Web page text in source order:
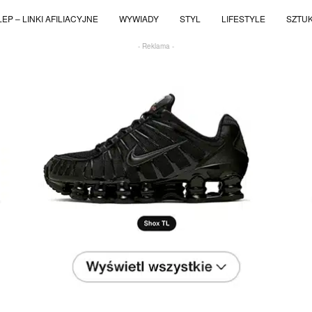
– LINKI AFILIACYJNE WYWIADY STYL LIFESTYLE
- Reklama -